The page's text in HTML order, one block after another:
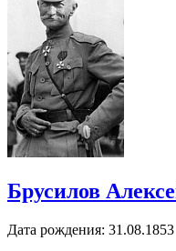
Брусилов
Дата рождения: 31.08.1853